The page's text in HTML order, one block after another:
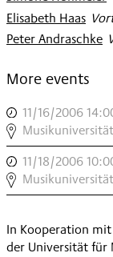
Elisabeth Haas
:
Peter Andraschke
:
More events
11/16/2006
SYMPOSION
WIEN
MODERN
,
Musikuniversität
11/18/2006
SYMPOSION
WIEN
,
Musikuniversität
In Kooperation
der Universität für